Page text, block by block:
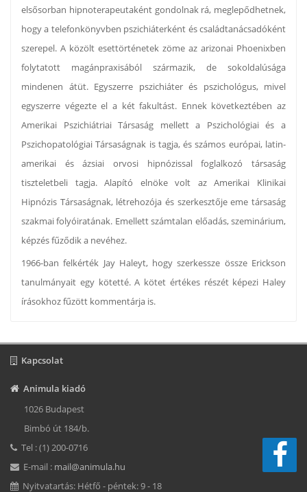
elsősorban hipnoterapeutaként gondolnak rá, meglepődhetnek,
hogy a telefonkönyvben pszichiáterként és családtanácsadóként
szerepel. A közölt esettörténetek zöme az arizonai Phoenixben
folytatott magánpraxisából származik, de sokoldalúsága
mindenen átüt. Egyszerre pszichiáter és pszichológus, mivel
egyszerre végezte el a két fakultást. Ennek következtében az
Amerikai Pszichiátriai Társaság mellett a Pszichológiai és a
Pszichopatológiai Társaságnak is tagja, és számos európai, latin-
amerikai és ázsiai orvosi hipnózissal foglalkozó társaság
tiszteletbeli tagja. Alapító elnöke volt az Amerikai Klinikai
Hipnózis Társaságnak, létrehozója és szerkesztője eme társaság
szakmai folyóiratának. Emellett számtalan előadás, szeminárium,
képzés fűződik a nevéhez.
1966-ban felkérték Jay Haleyt, hogy szerkessze össze Erickson
tanulmányait egy kötetté. A kötet értékes részét képezi Haley
írásokhoz fűzött kommentárja is.
Kapcsolat
Animula kiadó
1026 Budapest
Bimbó út 184/b.
Tel : (1) 200-0716
E-mail : mail@animula.hu
Nyitvatartás: Hétfő - péntek: 9 - 18